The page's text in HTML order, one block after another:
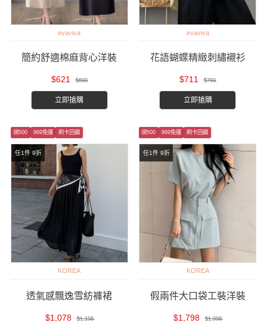
evaviva
簡約舒適棉麻背心洋裝
$621 $690
立即搶購
evaviva
花語蝴蝶精緻刺繡襯衫
$711 $790
立即搶購
任1件 9折
領500 999免運 刷卡回饋
KOREA
透氣感飄逸雪紡褲裙
$1,078 $1,198
任1件 9折
領500 999免運 刷卡回饋
KOREA
假兩件大口袋工裝洋裝
$1,798 $1,998